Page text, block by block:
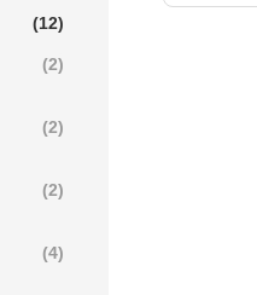
(12)
(2)
(2)
(2)
(4)